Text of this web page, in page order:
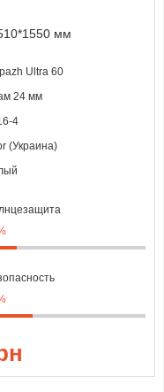
мм
Ultra 60
24 мм
4
(Украина)